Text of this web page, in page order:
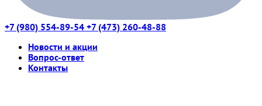
+7 (980) 554-89-54 +7 (473) 260-48-88
Новости и акции
Вопрос-ответ
Контакты